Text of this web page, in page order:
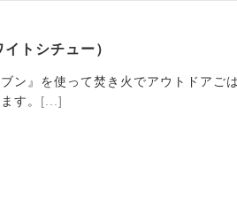
トシチュー）
ン』を使って焚き火でアウトドア
す。 [...]